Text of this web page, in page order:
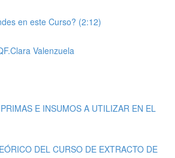
en este Curso? (2:12)
Valenzuela
E INSUMOS A UTILIZAR EN EL
DEL CURSO DE EXTRACTO DE